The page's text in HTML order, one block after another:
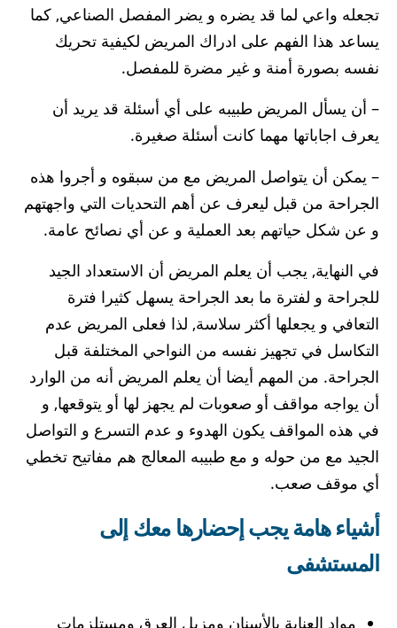
تجعله واعي لما قد يضره و يضر المفصل الصناعي, كما
يساعد هذا الفهم على ادراك المريض لكيفية تحريك
نفسه بصورة أمنة و غير مضرة للمفصل.
– أن يسأل المريض طبيبه على أي أسئلة قد يريد أن
يعرف اجاباتها مهما كانت أسئلة صغيرة.
– يمكن أن يتواصل المريض مع من سبقوه و أجروا هذه
الجراحة من قبل ليعرف عن أهم التحديات التي واجهتهم
و عن شكل حياتهم بعد العملية و عن أي نصائح عامة.
في النهاية, يجب أن يعلم المريض أن الاستعداد الجيد
للجراحة و لفترة ما بعد الجراحة يسهل كثيرا فترة
التعافي و يجعلها أكثر سلاسة, لذا فعلى المريض عدم
التكاسل في تجهيز نفسه من النواحي المختلفة قبل
الجراحة. من المهم أيضا أن يعلم المريض أنه من الوارد
أن يواجه مواقف أو صعوبات لم يجهز لها أو يتوقعها, و
في هذه المواقف يكون الهدوء و عدم التسرع و التواصل
الجيد مع من حوله و مع طبيبه المعالج هم مفاتيح تخطي
أي موقف صعب.
أشياء هامة يجب إحضارها معك إلى
المستشفى
مواد العناية بالأسنان ومزيل العرق ومستلزمات